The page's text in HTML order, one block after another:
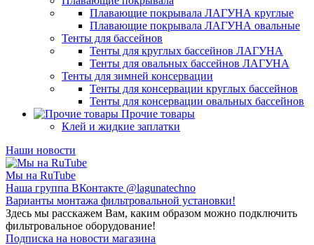
Плавающие покрывала ЛАГУНА круглые
Плавающие покрывала ЛАГУНА овальные
Тенты для бассейнов
Тенты для круглых бассейнов ЛАГУНА
Тенты для овальных бассейнов ЛАГУНА
Тенты для зимней консервации
Тенты для консервации круглых бассейнов
Тенты для консервации овальных бассейнов
Прочие товары
Клей и жидкие заплатки
Наши новости
Мы на RuTube
Наша группа ВКонтакте @lagunatechno
Варианты монтажа фильтровальной установки!
Здесь мы расскажем Вам, каким образом можно подключить
фильтровальное оборудование!
Подписка на новости магазина